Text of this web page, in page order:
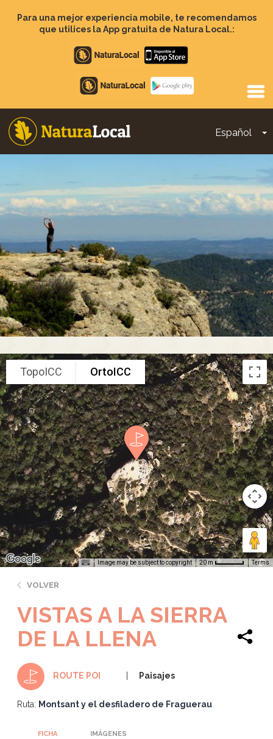
contenido
Para una mejor experiencia mobile, te recomendamos
que utilices la App gratuita de Natura Local.:
Apple
store
Google
Play
Español
Main
navigation
TopoICC OrtoICC
Image may be subject to copyright 20 m Terms
VOLVER
VISTAS A LA SIERRA
DE LA LLENA
ROUTE POI Paisajes
Ruta: Montsant y el desfiladero de Fraguerau
FICHA IMÁGENES